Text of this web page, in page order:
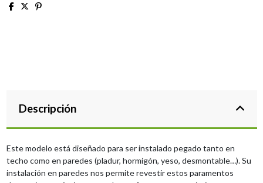
Descripción
Este modelo está diseñado para ser instalado pegado tanto en
techo como en paredes (pladur, hormigón, yeso, desmontable…). Su
instalación en paredes nos permite revestir estos paramentos